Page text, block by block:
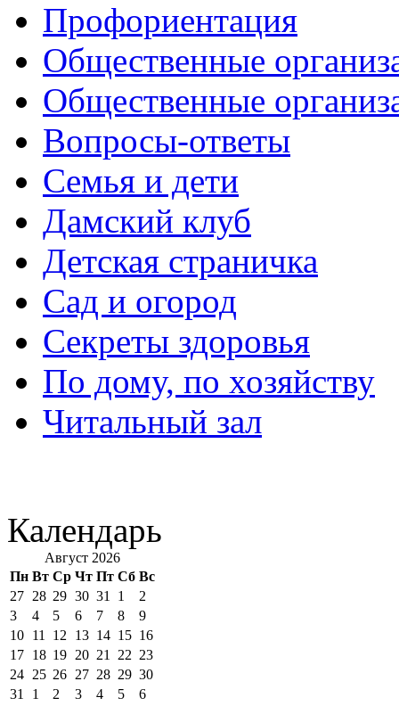
Профориентация
Общественные
Общественные
Вопросы-ответы
Семья и дети
Дамский клуб
Детская страничка
Сад и огород
Секреты здоровья
По дому, по хозяйству
Читальный зал
Календарь
Август 2026
Пн Вт Ср Чт Пт Сб Вс
27 28 29 30 31 1
2
3
4 5 6 7 8
9
10 11 12 13 14 15 16
17 18 19 20 21 22 23
24 25 26 27 28 29 30
31
1 2 3 4 5 6